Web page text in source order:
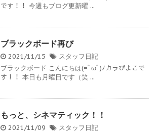
です！！ 今週もブログ更新曜 ...
ブラックボード再び
2021/11/15
スタッフ日記
ブラックボード こんにちは(=ﾟωﾟ)ﾉカラぴよこで
す！！ 本日も月曜日です（笑 ...
もっと、シネマティック！！
2021/11/09
スタッフ日記